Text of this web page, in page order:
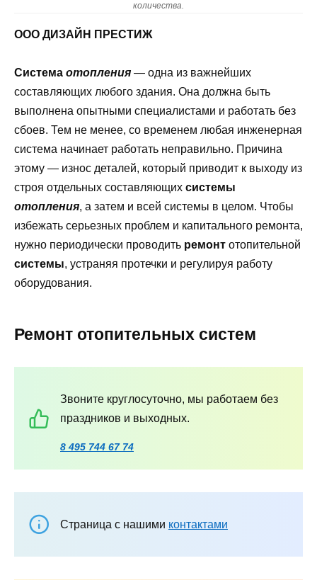
количества.
ООО ДИЗАЙН ПРЕСТИЖ
Система отопления — одна из важнейших
составляющих любого здания. Она должна быть
выполнена опытными специалистами и работать без
сбоев. Тем не менее, со временем любая инженерная
система начинает работать неправильно. Причина
этому — износ деталей, который приводит к выходу из
строя отдельных составляющих системы
отопления, а затем и всей системы в целом. Чтобы
избежать серьезных проблем и капитального ремонта,
нужно периодически проводить ремонт отопительной
системы, устраняя протечки и регулируя работу
оборудования.
Ремонт отопительных систем
Звоните круглосуточно, мы работаем без
праздников и выходных.
8 495 744 67 74
Страница с нашими контактами